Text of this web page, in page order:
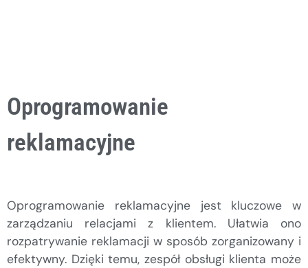
Oprogramowanie
reklamacyjne
Oprogramowanie reklamacyjne jest kluczowe w
zarządzaniu relacjami z klientem. Ułatwia ono
rozpatrywanie reklamacji w sposób zorganizowany i
efektywny. Dzięki temu, zespół obsługi klienta może